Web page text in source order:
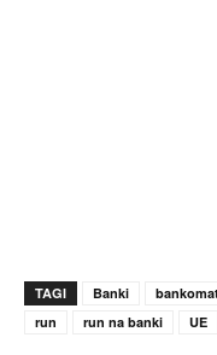
TAGI Banki
run
run na banki UE